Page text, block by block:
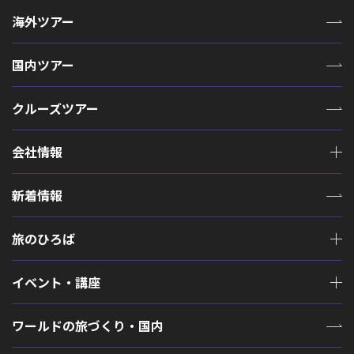
海外ツアー
国内ツアー
クルーズツアー
会社情報
新着情報
旅のひろば
イベント・講座
ワールドの旅づくり・国内